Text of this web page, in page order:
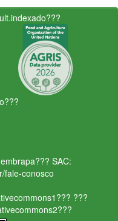
SAC:
fale-conosco
???